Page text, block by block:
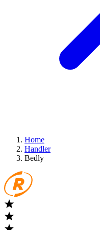
Home
Handler
Bedly